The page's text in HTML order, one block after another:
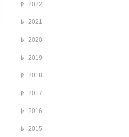
2022
2021
2020
2019
2018
2017
2016
2015